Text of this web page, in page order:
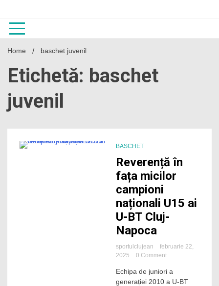
content
Home baschet juvenil
Etichetă: baschet
juvenil
BASCHET
Reverență în
fața micilor
campioni
naționali U15 ai
U-BT Cluj-
Napoca
sportulclujean
februarie 22,
2025
0 Commenton
în
fața
Echipa de juniori a
generației 2010 a U-BT